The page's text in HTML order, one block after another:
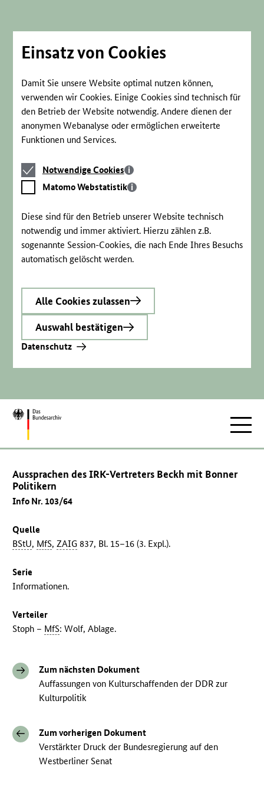
Einsatz von Cookies
Damit Sie unsere Website optimal nutzen können,
verwenden wir Cookies. Einige Cookies sind technisch für
den Betrieb der Website notwendig. Andere dienen der
anonymen Webanalyse oder ermöglichen erweiterte
Funktionen und Services.
Notwendige
Cookies
Notwendige Cookies
Matomo
Webstatistik
Matomo Webstatistik
Diese sind für den Betrieb unserer Website technisch
notwendig und immer aktiviert. Hierzu zählen z.B.
sogenannte Session-Cookies, die nach Ende Ihres Besuchs
automatisch gelöscht werden.
Alle Cookies zulassen
Auswahl bestätigen
Datenschutz
Zur
Aussprachen des IRK-Vertreters Beckh mit Bonner
Politikern
Info Nr. 103/64
Quelle
BStU, MfS,ZAIG 837, Bl. 15–16 (3. Expl.).
Serie
Informationen.
Verteiler
Stoph – MfS: Wolf, Ablage.
Zum nächsten Dokument
Auffassungen von Kulturschaffenden der DDR zur
Kulturpolitik
Zum vorherigen Dokument
Verstärkter Druck der Bundesregierung auf den
Westberliner Senat